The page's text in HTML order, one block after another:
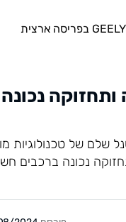
GEELY בפריסה ארצית
שלם של טכנולוגיות
נכונה ברכבים